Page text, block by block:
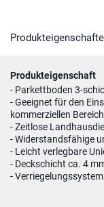
Produkteigenschaft
- Parkettboden 3-
- Geeignet für den
kommerziellen Bereich
- Zeitlose
- Widerstandsfähige
- Leicht verlegbare
- Deckschicht ca. 4
-